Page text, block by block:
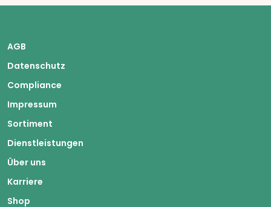
AGB
Datenschutz
Compliance
Impressum
Sortiment
Dienstleistungen
Über uns
Karriere
Shop